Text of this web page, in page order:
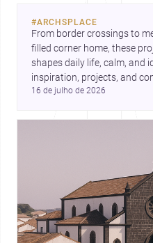
#ARCHSPLACE
From border crossings to
filled corner home, these
shapes daily life, calm, and
inspiration, projects, and
16 de julho de 2026